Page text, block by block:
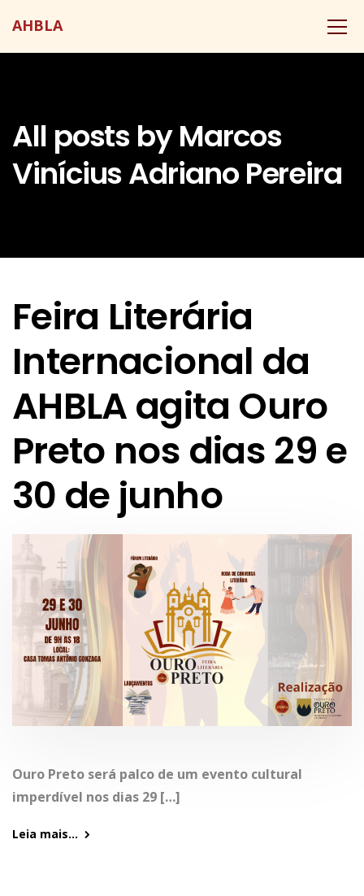
AHBLA
All posts by Marcos
Vinícius Adriano Pereira
Feira Literária
Internacional da
AHBLA agita Ouro
Preto nos dias 29 e
30 de junho
Ouro Preto será palco de um evento cultural
imperdível nos dias 29 […]
Leia mais...